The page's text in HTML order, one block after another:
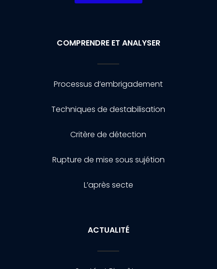
COMPRENDRE ET ANALYSER
Processus d’embrigadement
Techniques de destabilisation
Critère de détection
Rupture de mise sous sujétion
L’après secte
ACTUALITÉ